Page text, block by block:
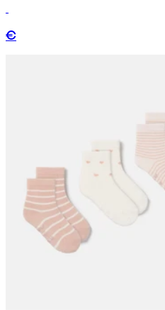
€